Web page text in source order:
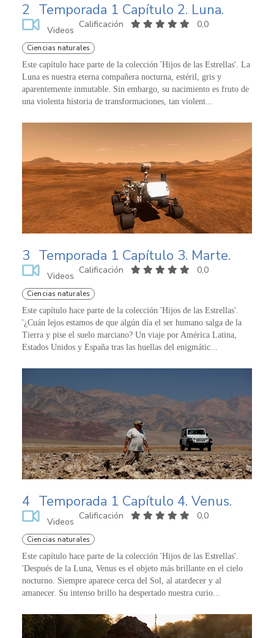
2 Temporada 1 Capítulo 2. Luna.
Videos
Calificación 0,0
Ciencias naturales
Este capítulo hace parte de la colección 'Hijos de las Estrellas'. La
Luna es nuestra eterna compañera nocturna, estéril, gris y
aparentemente inmutable. Sin embargo, su nacimiento es fruto de
una violenta historia de transformaciones, tan violent...
3 Temporada 1 Capítulo 3. Marte.
Videos
Calificación 0,0
Ciencias naturales
Este capítulo hace parte de la colección 'Hijos de las Estrellas'.
'¿Cuán lejos estamos de que algún día el ser humano salga de la
Tierra y pise el suelo marciano? Un viaje por América Latina,
Estados Unidos y España tras las huellas del enigmátic...
4 Temporada 1 Capítulo 4. Venus.
Videos
Calificación 0,0
Ciencias naturales
Este capítulo hace parte de la colección 'Hijos de las Estrellas'.
'Después de la Luna, Venus es el objeto más brillante en el cielo
nocturno. Siempre aparece cerca del Sol, al atardecer y al
amanecer. Su intenso brillo ha despertado nuestra curio...